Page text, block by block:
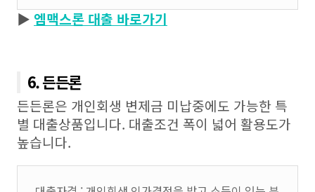
▶ 엠맥스론 대출 바로가기
6. 든든론
든든론은 개인회생 변제금 미납중에도 가능한 특
별 대출상품입니다. 대출조건 폭이 넓어 활용도가
높습니다.